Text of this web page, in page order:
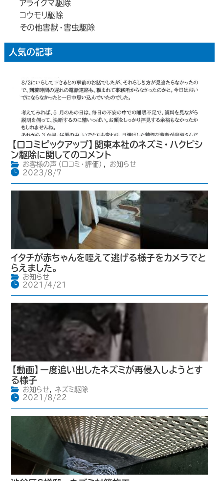
アライグマ駆除
コウモリ駆除
その他害獣・害虫駆除
人気の記事
【口コミピックアップ】関東本社のネズミ・ハクビシ
ン駆除に関してのコメント
お客様の声（口コミ・評価） ,
お知らせ
2023/8/7
イタチが赤ちゃんを咥えて逃げる様子をカメラでと
らえました。
お知らせ
2021/4/21
【動画】一度追い出したネズミが再侵入しようとす
る様子
お知らせ,
ネズミ駆除
2021/8/22